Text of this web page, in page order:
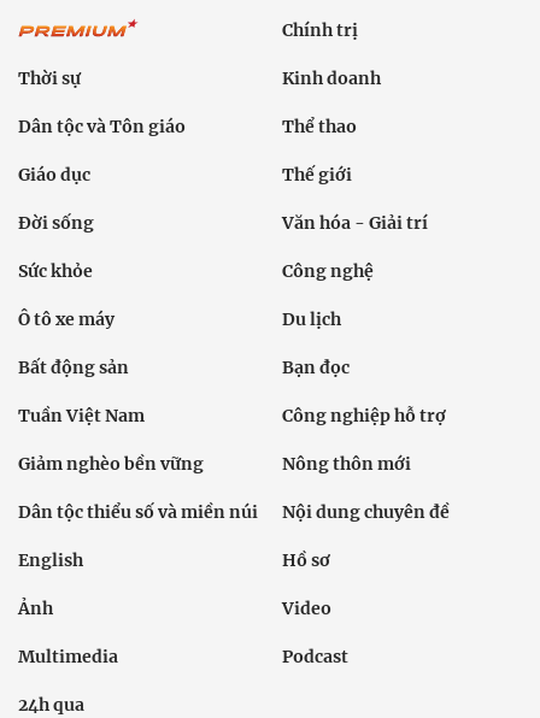
Chính trị
Thời sự Kinh doanh
Dân tộc và Tôn giáo Thể thao
Giáo dục Thế giới
Đời sống Văn hóa - Giải trí
Sức khỏe Công nghệ
Ô tô xe máy Du lịch
Bất động sản Bạn đọc
Tuần Việt Nam Công nghiệp hỗ trợ
Giảm nghèo bền vững Nông thôn mới
Dân tộc thiểu số và miền núi Nội dung chuyên đề
English Hồ sơ
Ảnh Video
Multimedia Podcast
24h qua